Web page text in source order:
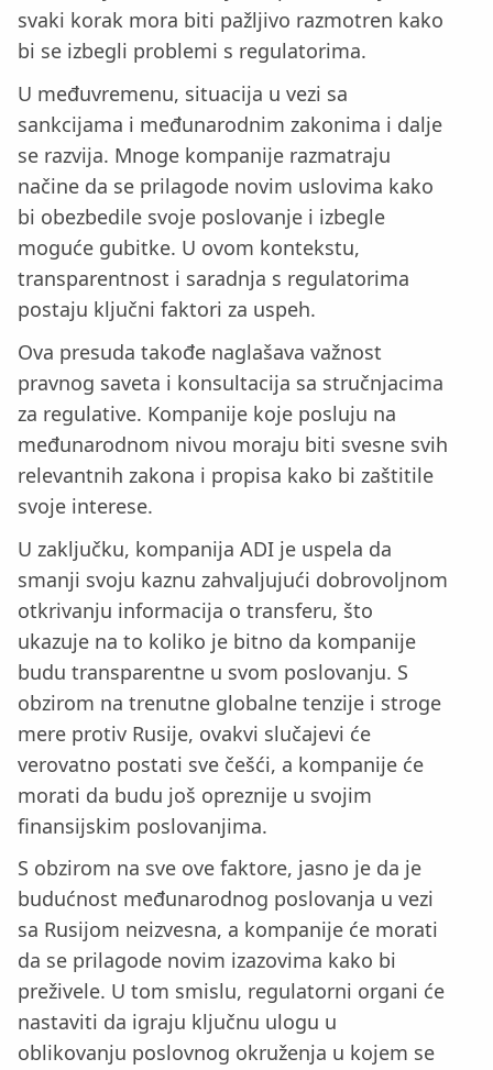
svaki korak mora biti pažljivo razmotren kako
bi se izbegli problemi s regulatorima.
U međuvremenu, situacija u vezi sa
sankcijama i međunarodnim zakonima i dalje
se razvija. Mnoge kompanije razmatraju
načine da se prilagode novim uslovima kako
bi obezbedile svoje poslovanje i izbegle
moguće gubitke. U ovom kontekstu,
transparentnost i saradnja s regulatorima
postaju ključni faktori za uspeh.
Ova presuda takođe naglašava važnost
pravnog saveta i konsultacija sa stručnjacima
za regulative. Kompanije koje posluju na
međunarodnom nivou moraju biti svesne svih
relevantnih zakona i propisa kako bi zaštitile
svoje interese.
U zaključku, kompanija ADI je uspela da
smanji svoju kaznu zahvaljujući dobrovoljnom
otkrivanju informacija o transferu, što
ukazuje na to koliko je bitno da kompanije
budu transparentne u svom poslovanju. S
obzirom na trenutne globalne tenzije i stroge
mere protiv Rusije, ovakvi slučajevi će
verovatno postati sve češći, a kompanije će
morati da budu još opreznije u svojim
finansijskim poslovanjima.
S obzirom na sve ove faktore, jasno je da je
budućnost međunarodnog poslovanja u vezi
sa Rusijom neizvesna, a kompanije će morati
da se prilagode novim izazovima kako bi
preživele. U tom smislu, regulatorni organi će
nastaviti da igraju ključnu ulogu u
oblikovanju poslovnog okruženja u kojem se